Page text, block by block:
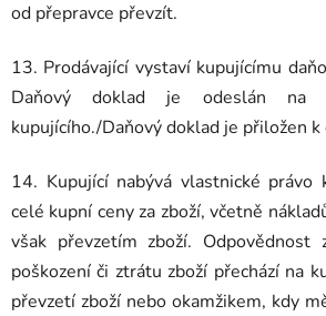
od přepravce převzít.
13. Prodávající vystaví kupujícímu
Daňový doklad je odeslán na
kupujícího./Daňový doklad je přiložen k
14. Kupující nabývá vlastnické právo
celé kupní ceny za zboží, včetně
však převzetím zboží. Odpovědnost
poškození či ztrátu zboží přechází na
převzetí zboží nebo okamžikem, kdy